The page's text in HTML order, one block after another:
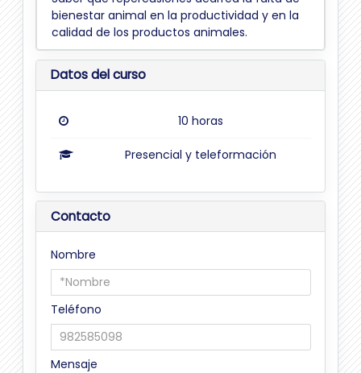
bienestar animal en la productividad y en la
calidad de los productos animales.
Datos del curso
10 horas
Presencial y teleformación
Contacto
Nombre
Teléfono
Mensaje